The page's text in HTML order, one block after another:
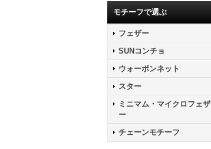
モチーフで選ぶ
フェザー
SUNコンチョ
ウォーボンネット
スター
ミニマム・マイクロフェザ
ー
チェーンモチーフ